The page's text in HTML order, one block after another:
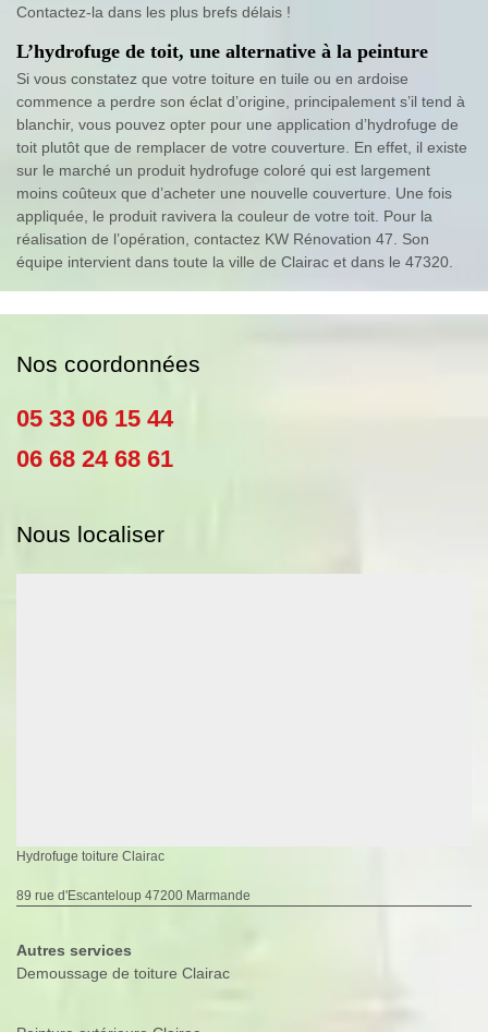
Contactez-la dans les plus brefs délais !
L’hydrofuge de toit, une alternative à la peinture
Si vous constatez que votre toiture en tuile ou en ardoise
commence a perdre son éclat d’origine, principalement s’il tend à
blanchir, vous pouvez opter pour une application d’hydrofuge de
toit plutôt que de remplacer de votre couverture. En effet, il existe
sur le marché un produit hydrofuge coloré qui est largement
moins coûteux que d’acheter une nouvelle couverture. Une fois
appliquée, le produit ravivera la couleur de votre toit. Pour la
réalisation de l’opération, contactez KW Rénovation 47. Son
équipe intervient dans toute la ville de Clairac et dans le 47320.
Nos coordonnées
05 33 06 15 44
06 68 24 68 61
Nous localiser
Hydrofuge toiture Clairac
89 rue d'Escanteloup 47200 Marmande
Autres services
Demoussage de toiture Clairac